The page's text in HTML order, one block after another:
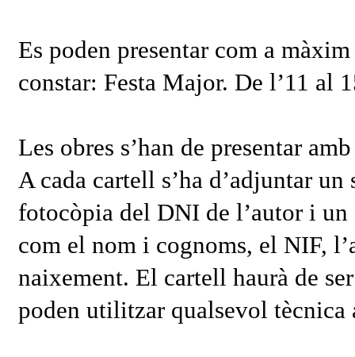
Es poden presentar com a
constar: Festa Major. De l’11 al
Les obres s’han de presentar
A cada cartell s’ha d’adjuntar
fotocòpia del DNI de l’autor i un
com el nom i cognoms, el NIF,
naixement. El cartell haurà de
poden utilitzar qualsevol tècnica